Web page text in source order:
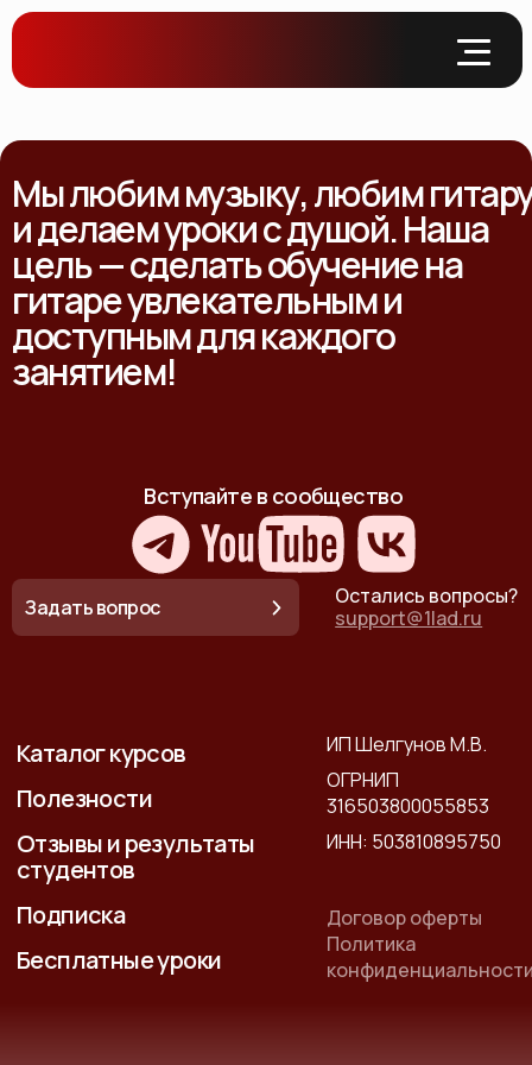
Мы любим музыку, любим
и делаем уроки с душой. Наша
цель — сделать обучение на
гитаре увлекательным и
доступным для каждого
занятием!
Вступайте в сообщество
Остались вопросы?
support@1lad.ru
Задать вопрос
Каталог курсов
Полезности
Отзывы и результаты
студентов
Подписка
Бесплатные уроки
ИП Шелгунов М.В.
ОГРНИП
316503800055853
ИНН: 503810895750
Договор оферты
Политика